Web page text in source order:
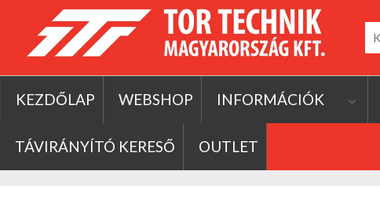
KEZDŐLAP WEBSHOP INFORMÁCIÓK
TÁVIRÁNYÍTÓ KERESŐ OUTLET